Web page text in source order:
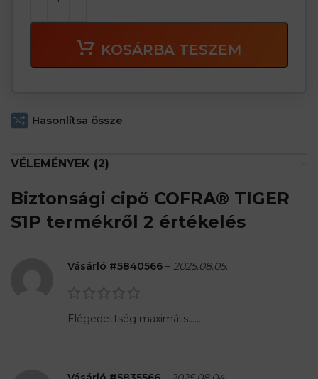
KOSÁRBA TESZEM
Hasonlítsa össze
VÉLEMÉNYEK (2)
Biztonsági cipő COFRA® TIGER
S1P termékről 2 értékelés
Vásárló #5840566 – 2025.08.05.
Elégedettség maximális……..